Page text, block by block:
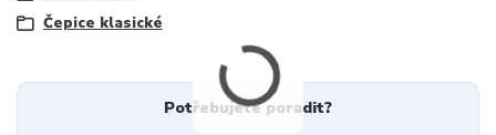
Čepice klasické
Potřebujete poradit?